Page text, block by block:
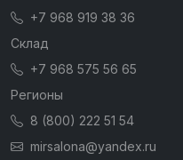
+7 968 919 38 36
Склад
+7 968 575 56 65
Регионы
8 (800) 222 51 54
mirsalona@yandex.ru